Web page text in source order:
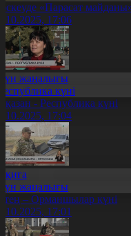
«Парасат
17:06
жаңалығы
күні
қазан - Республика күні
17:04
жаңалығы
– Орманшылар күні
17:01